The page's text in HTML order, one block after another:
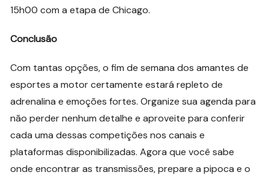
15h00 com a etapa de Chicago.
Conclusão
Com tantas opções, o fim de semana dos amantes de
esportes a motor certamente estará repleto de
adrenalina e emoções fortes. Organize sua agenda para
não perder nenhum detalhe e aproveite para conferir
cada uma dessas competições nos canais e
plataformas disponibilizadas. Agora que você sabe
onde encontrar as transmissões, prepare a pipoca e o